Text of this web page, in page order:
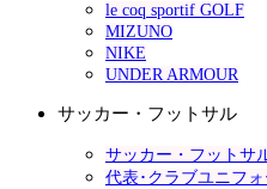
le coq sportif GOLF
MIZUNO
NIKE
UNDER ARMOUR
サッカー・フットサル
サッカー・フットサ
代表･クラブユニフ